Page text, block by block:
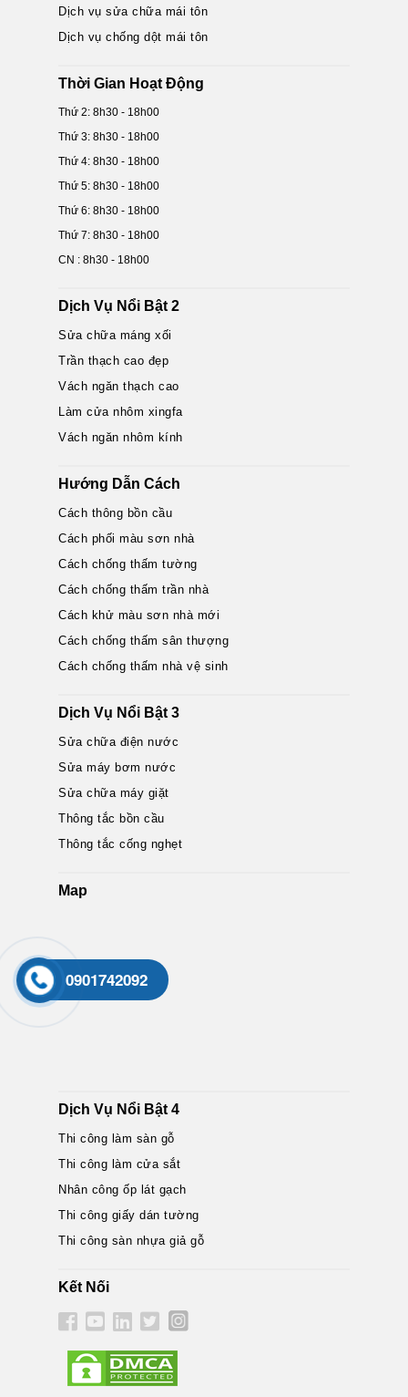
Dịch vụ sửa chữa mái tôn
Dịch vụ chống dột mái tôn
Thời Gian Hoạt Động
Thứ 2: 8h30 - 18h00
Thứ 3: 8h30 - 18h00
Thứ 4: 8h30 - 18h00
Thứ 5: 8h30 - 18h00
Thứ 6: 8h30 - 18h00
Thứ 7: 8h30 - 18h00
CN : 8h30 - 18h00
Dịch Vụ Nổi Bật 2
Sửa chữa máng xối
Trần thạch cao đẹp
Vách ngăn thạch cao
Làm cửa nhôm xingfa
Vách ngăn nhôm kính
Hướng Dẫn Cách
Cách thông bồn cầu
Cách phối màu sơn nhà
Cách chống thấm tường
Cách chống thấm trần nhà
Cách khử màu sơn nhà mới
Cách chống thấm sân thượng
Cách chống thấm nhà vệ sinh
Dịch Vụ Nổi Bật 3
Sửa chữa điện nước
Sửa máy bơm nước
Sửa chữa máy giặt
Thông tắc bồn cầu
Thông tắc cống nghẹt
Map
Dịch Vụ Nổi Bật 4
Thi công làm sàn gỗ
Thi công làm cửa sắt
Nhân công ốp lát gạch
Thi công giấy dán tường
Thi công sàn nhựa giả gỗ
Kết Nối
0901742092